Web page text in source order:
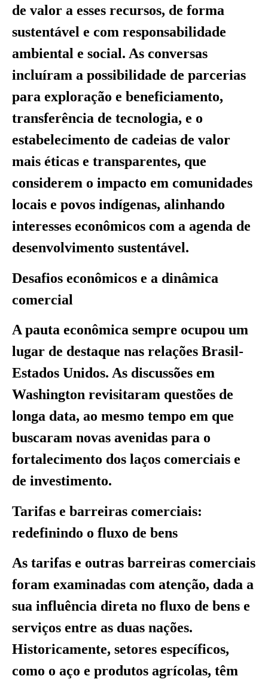
de valor a esses recursos, de forma
sustentável e com responsabilidade
ambiental e social. As conversas
incluíram a possibilidade de parcerias
para exploração e beneficiamento,
transferência de tecnologia, e o
estabelecimento de cadeias de valor
mais éticas e transparentes, que
considerem o impacto em comunidades
locais e povos indígenas, alinhando
interesses econômicos com a agenda de
desenvolvimento sustentável.
Desafios econômicos e a dinâmica
comercial
A pauta econômica sempre ocupou um
lugar de destaque nas relações Brasil-
Estados Unidos. As discussões em
Washington revisitaram questões de
longa data, ao mesmo tempo em que
buscaram novas avenidas para o
fortalecimento dos laços comerciais e
de investimento.
Tarifas e barreiras comerciais:
redefinindo o fluxo de bens
As tarifas e outras barreiras comerciais
foram examinadas com atenção, dada a
sua influência direta no fluxo de bens e
serviços entre as duas nações.
Historicamente, setores específicos,
como o aço e produtos agrícolas, têm